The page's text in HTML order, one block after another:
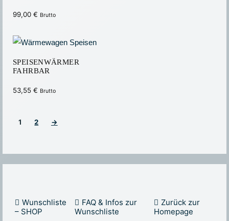
99,00 € Brutto
SPEISENWÄRMER
FAHRBAR
53,55 € Brutto
1 2 →
Wunschliste
– SHOP
FAQ & Infos zur
Wunschliste
Zurück zur
Homepage